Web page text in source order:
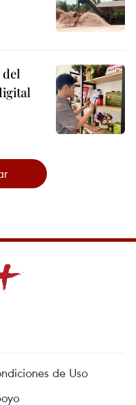
del
de Uso